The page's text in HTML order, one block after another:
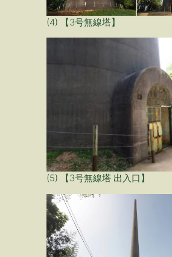
(4) 【3号無線塔】
(5) 【3号無線塔 出入口】